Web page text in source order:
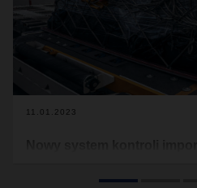
11.01.2023